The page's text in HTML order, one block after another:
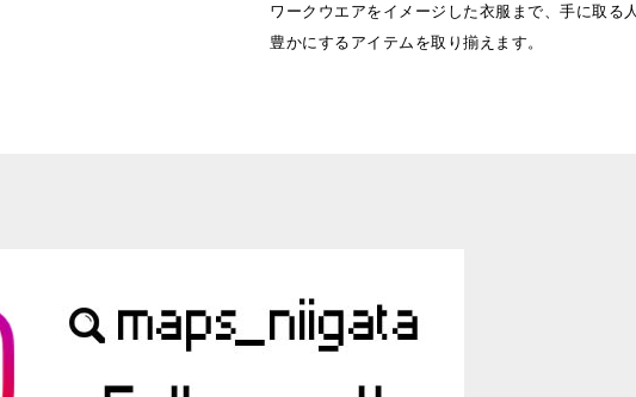
ワークウエアをイメージした衣服まで、手に取る
豊かにするアイテムを取り揃えます。